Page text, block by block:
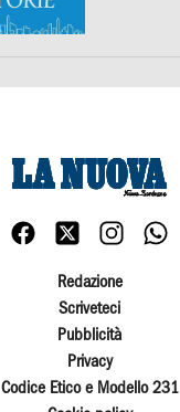
Redazione
Scriveteci
Pubblicità
Privacy
Codice Etico e Modello 231